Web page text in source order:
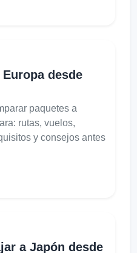
desde
paquetes a
rutas, vuelos,
y consejos antes
a Japón desde